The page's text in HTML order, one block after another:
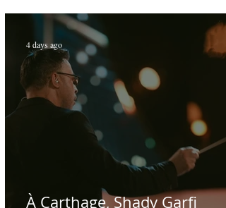
public tunisien
À Carthage, Shady Garfi
4 days ago